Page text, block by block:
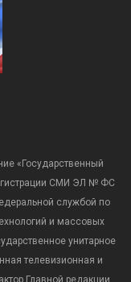
«Государственный
СМИ ЭЛ № ФС
службой по
и массовых
унитарное
телевизионная и
Главной редакции